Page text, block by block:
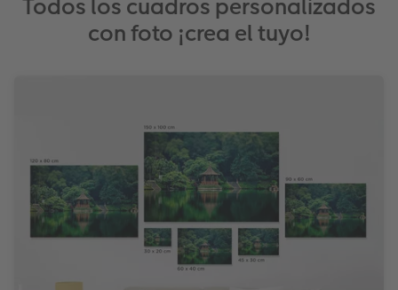
Todos los cuadros personalizados
con foto ¡crea el tuyo!